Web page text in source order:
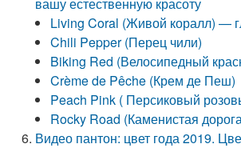
Living Coral (Живой коралл) —
Chili Pepper (Перец чили)
Biking Red (Велосипедный
Crème de Pêche (Крем де Пеш)
Peach Pink ( Персиковый
Rocky Road (Каменистая
Видео пантон: цвет года 2019.